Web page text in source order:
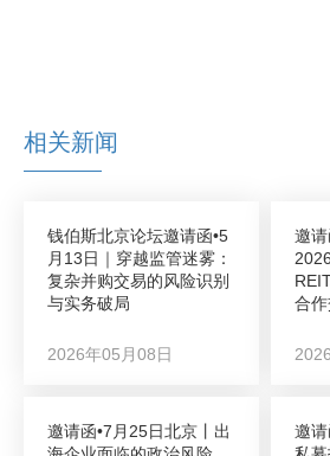
相关新闻
钱伯斯北京论坛邀请函•5
月13日｜穿越监管迷雾：
复杂并购交易的风险识别
与实务破局
2026年05月08日
邀请
合
邀请函•7月25日北京丨出
邀请